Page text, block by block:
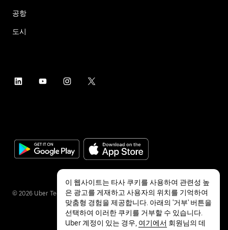
공항
도시
© 2026 Uber Technologies Inc.
이 웹사이트는 타사 쿠키를 사용하여 관련성 높
은 광고를 게재하고 사용자의 위치를 기억하여
맞춤형 경험을 제공합니다. 아래의 '거부' 버튼을
선택하여 이러한 쿠키를 거부할 수 있습니다.
Uber 계정이 있는 경우, 여기에서 회원님의 데